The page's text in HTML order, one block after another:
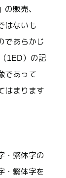
の販売、
はないも
であらかじ
1ED）の記
であって
はまります
・繁体字の
・繁体字を